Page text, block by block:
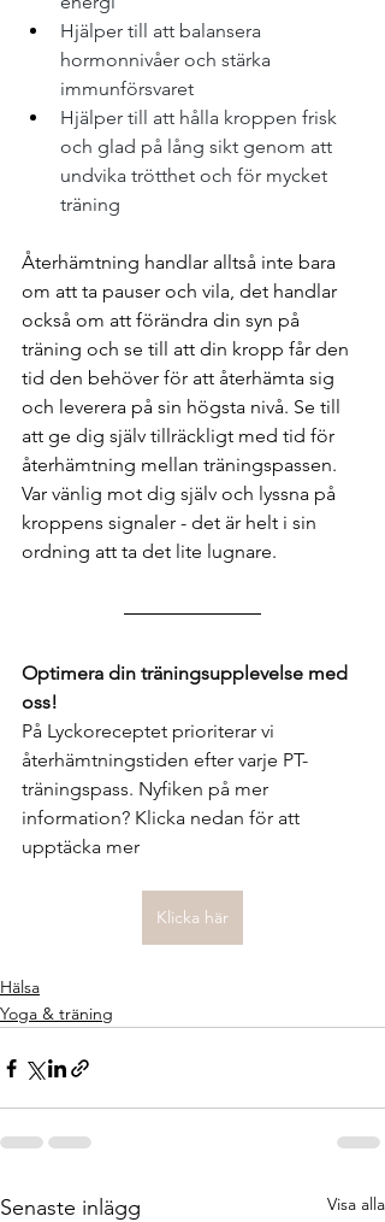
Hjälper till att balansera
hormonnivåer och stärka
immunförsvaret
Hjälper till att hålla kroppen frisk
och glad på lång sikt genom att
undvika trötthet och för mycket
träning
Återhämtning handlar alltså inte bara
om att ta pauser och vila, det handlar
också om att förändra din syn på
träning och se till att din kropp får den
tid den behöver för att återhämta sig
och leverera på sin högsta nivå. Se till
att ge dig själv tillräckligt med tid för
återhämtning mellan träningspassen.
Var vänlig mot dig själv och lyssna på
kroppens signaler - det är helt i sin
ordning att ta det lite lugnare.
Optimera din träningsupplevelse med
oss!
På Lyckoreceptet prioriterar vi
återhämtningstiden efter varje PT-
träningspass. Nyfiken på mer
information? Klicka nedan för att
upptäcka mer
Klicka här
Hälsa
Yoga & träning
Senaste inlägg Visa alla